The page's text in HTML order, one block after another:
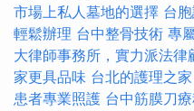
市場上私人墓地的選擇 台
輕鬆辦理 台中整骨技術 專
大律師事務所，實力派法律
家更具品味 台北的護理之
患者專業照護 台中筋膜刀